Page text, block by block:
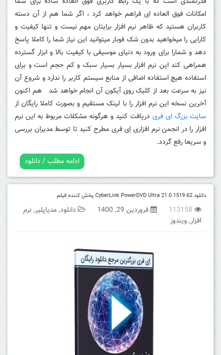
امکانات فوق العاده ای فراهم خواهد کرد ، اگر شما هم از آن دسته
کاربران هستید که ظاهر نرم افزار برایتان مهم نیست و تنها کیفیت و
کارایی را میخواهید بدون شک فوبار میتوانید این نیاز شما را کاملا پاسخ
دهد و شمارا برای ورود به دنیای موسیقی با کیفیت بالا و ابزار گسترده
همراهی کند این نرم افزار بسیار بسیار سبک و کم حجم است و برای
استفاده هیچ استفاده اضافی از منابع سیستم کاربر را ندارد و شروع آن
نیز به سرعت بعد از کلیک روی آیکون آن انجام خواهد شد
هم اکنون
آخرین نسخه این نرم افزار را با لینک مستقیم و بصورت کاملا رایگان از
سایت بزرگ ای فری دریافت کنید و هرگونه مشکلات مربوط به این نرم
افزار را در انجمن نرم افزاری اِی فری مطرح کنید تا توسط مدیران بررسی
و سریعا رفع گردد.
ادامه مطلب / دانلود
دانلود CyberLink PowerDVD Ultra 21.0.1519.62 پخش کننده فیلم
113158 فروردین 29, 1400 دانلود,مدیاپلیر,نرم
افزار,ویندوز